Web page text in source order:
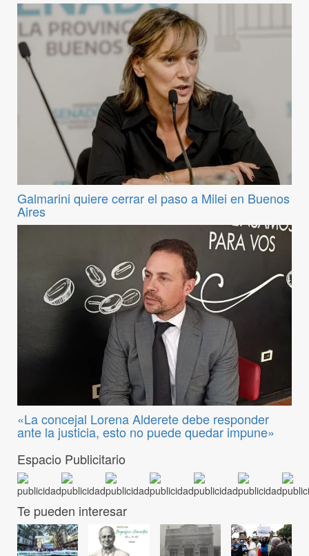
Galmarini quiere cerrar el paso a Milei en Buenos
Aires
«La concejal Lorena Alderete debe responder
ante la justicia, esto no puede quedar impune»
Espacio Publicitario
Te pueden interesar